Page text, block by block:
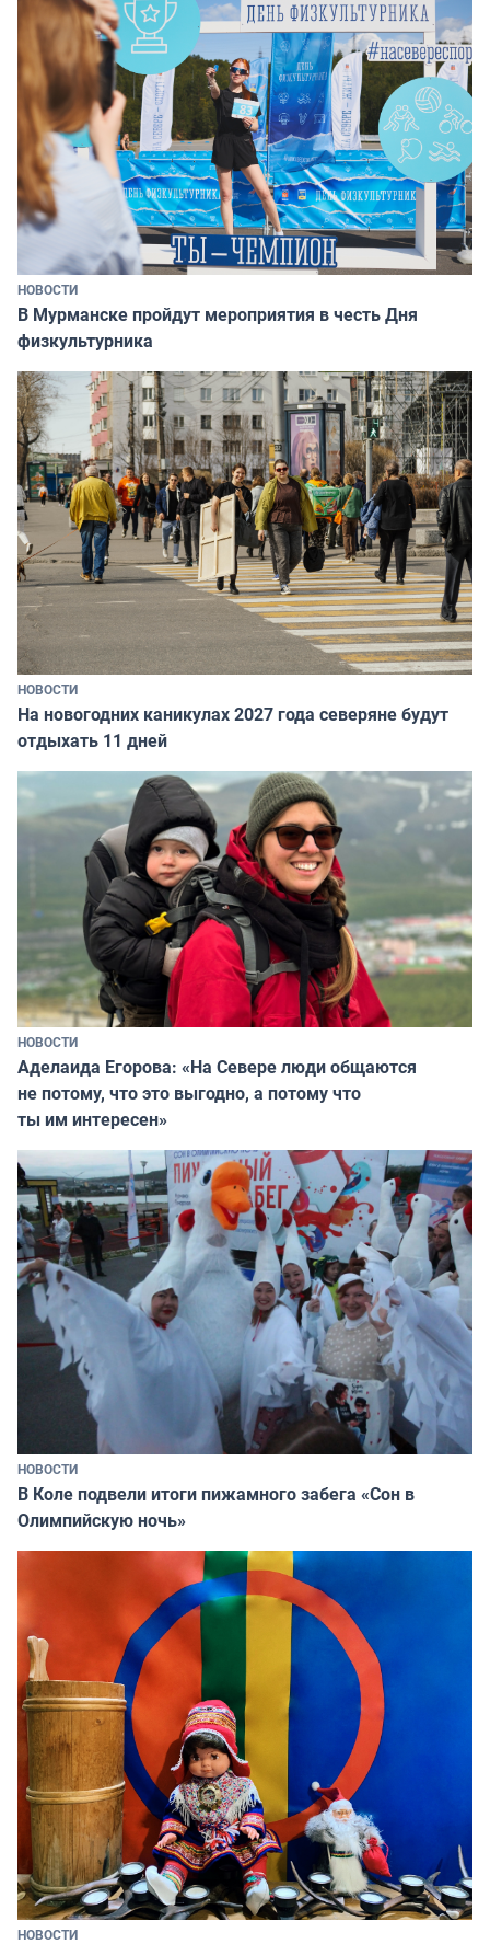
НОВОСТИ
В Мурманске пройдут мероприятия в честь Дня
физкультурника
НОВОСТИ
На новогодних каникулах 2027 года северяне будут
отдыхать 11 дней
НОВОСТИ
Аделаида Егорова: «На Севере люди общаются
не потому, что это выгодно, а потому что
ты им интересен»
НОВОСТИ
В Коле подвели итоги пижамного забега «Сон в
Олимпийскую ночь»
НОВОСТИ